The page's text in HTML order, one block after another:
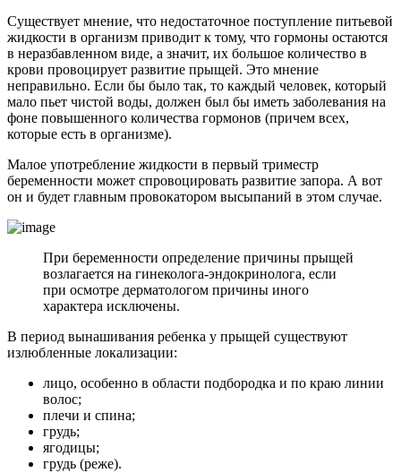
Существует мнение, что недостаточное поступление питьевой
жидкости в организм приводит к тому, что гормоны остаются
в неразбавленном виде, а значит, их большое количество в
крови провоцирует развитие прыщей. Это мнение
неправильно. Если бы было так, то каждый человек, который
мало пьет чистой воды, должен был бы иметь заболевания на
фоне повышенного количества гормонов (причем всех,
которые есть в организме).
Малое употребление жидкости в первый триместр
беременности может спровоцировать развитие запора. А вот
он и будет главным провокатором высыпаний в этом случае.
При беременности определение причины прыщей
возлагается на гинеколога-эндокринолога, если
при осмотре дерматологом причины иного
характера исключены.
В период вынашивания ребенка у прыщей существуют
излюбленные локализации:
лицо, особенно в области подбородка и по краю линии
волос;
плечи и спина;
грудь;
ягодицы;
грудь (реже).